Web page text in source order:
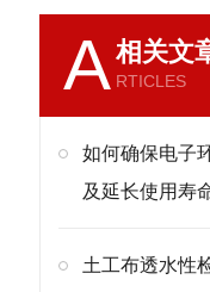
A相关文
RTICLES
如何确保电子
及延长使用寿
土工布透水性